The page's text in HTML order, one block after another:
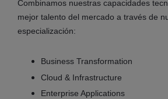
Combinamos nuestras capacidades
mejor talento del mercado a través de
especialización:
Business Transformation
Cloud & Infrastructure
Enterprise Applications